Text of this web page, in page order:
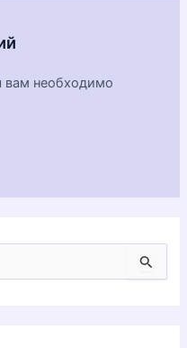
вам необходимо